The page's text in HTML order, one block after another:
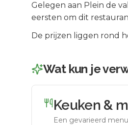
Gelegen aan Plein de
eersten om dit
De prijzen liggen rond
Wat kun je
Keuken &
Een gevarieerd